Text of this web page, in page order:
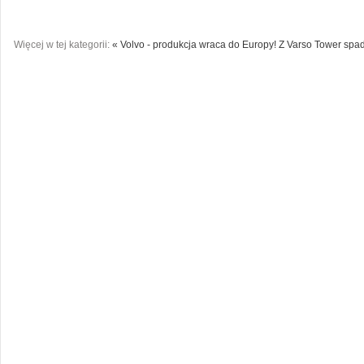
Więcej w tej kategorii: « Volvo - produkcja wraca do Europy! Z Varso Tower